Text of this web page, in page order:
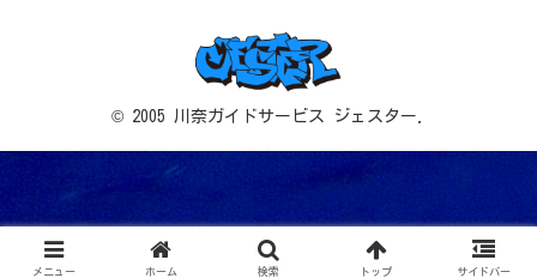
© 2005 川奈ガイドサービス ジェスター.
メニュー ホーム 検索 トップ サイドバー